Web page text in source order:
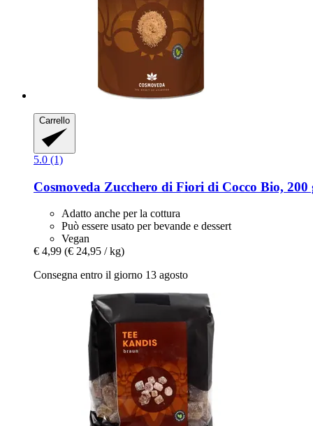
Carrello
5.0 (1)
Cosmoveda Zucchero di Fiori di Cocco Bio, 200
Adatto anche per la cottura
Può essere usato per bevande e dessert
Vegan
€ 4,99 (€ 24,95 / kg)
Consegna entro il giorno 13 agosto